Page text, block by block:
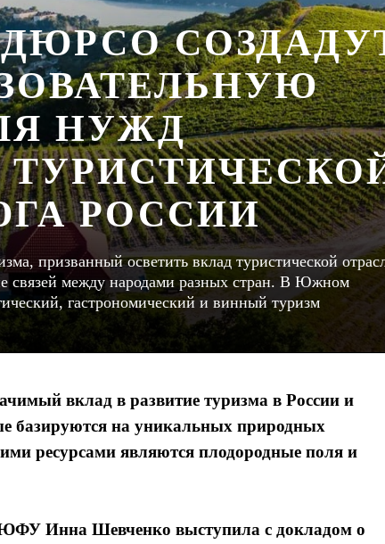
НУЖД
РОССИИ
призванный осветить вклад туристической
связей между народами разных стран. В Южном
гастрономический и винный туризм
вклад в развитие туризма в России и
базируются на уникальных природных
ресурсами являются плодородные поля и
Инна Шевченко выступила с докладом о